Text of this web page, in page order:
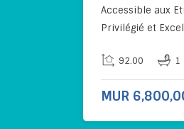
Accessible aux
Privilégié et
92.00 1
MUR